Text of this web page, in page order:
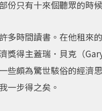
份只有十來個聽眾的時
多時間讀書。在他租來
獎得主蓋瑞．貝克（
些頗為驚世駭俗的經濟
一步得之矣。